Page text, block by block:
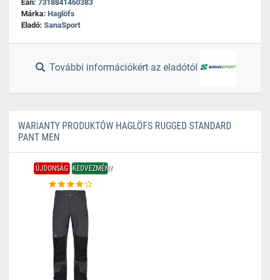
Ean: 7318841460383
Márka: Haglöfs
Eladó: SanaSport
További információkért az eladótól
WARIANTY PRODUKTÓW HAGLÖFS RUGGED STANDARD
PANT MEN
ÚJDONSÁG KEDVEZMÉNY